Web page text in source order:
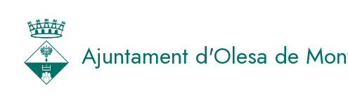
contingut
Ajuntament d'Olesa de